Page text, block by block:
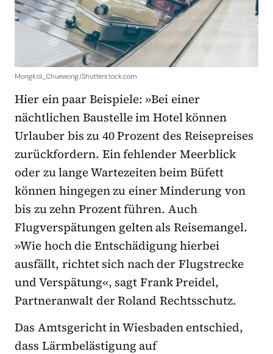
Mongkol_Chuewong/Shutterstock.com
Hier ein paar Beispiele: »Bei einer
nächtlichen Baustelle im Hotel können
Urlauber bis zu 40 Prozent des Reisepreises
zurückfordern. Ein fehlender Meerblick
oder zu lange Wartezeiten beim Büfett
können hingegen zu einer Minderung von
bis zu zehn Prozent führen. Auch
Flugverspätungen gelten als Reisemangel.
»Wie hoch die Entschädigung hierbei
ausfällt, richtet sich nach der Flugstrecke
und Verspätung«, sagt Frank Preidel,
Partneranwalt der Roland Rechtsschutz.
Das Amtsgericht in Wiesbaden entschied,
dass Lärmbelästigung auf